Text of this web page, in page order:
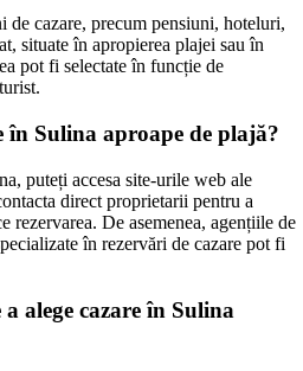
de cazare, precum pensiuni, hoteluri,
situate în apropierea plajei sau în
pot fi selectate în funcție de
în Sulina aproape de plajă?
puteți accesa site-urile web ale
direct proprietarii pentru a
rezervarea. De asemenea, agențiile de
în rezervări de cazare pot fi
alege cazare în Sulina